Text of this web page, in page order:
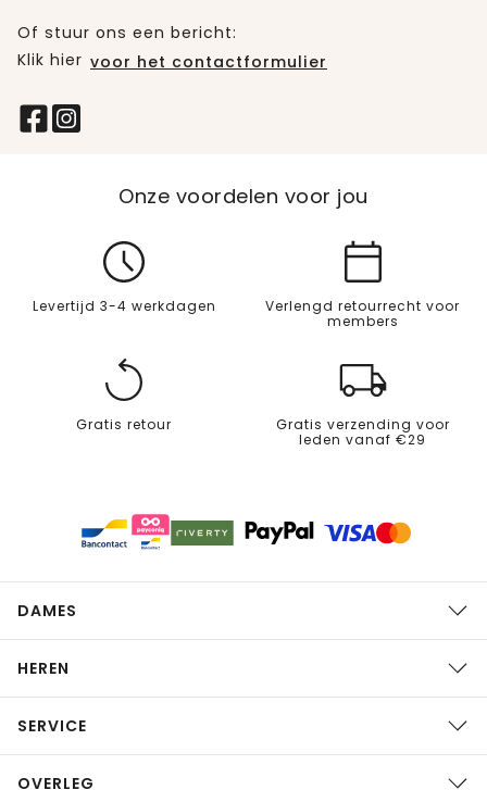
Of stuur ons een bericht:
Klik hier voor het contactformulier
Onze voordelen voor jou
Levertijd 3-4 werkdagen
Verlengd retourrecht voor
members
Gratis retour
Gratis verzending voor
leden vanaf €29
DAMES
HEREN
SERVICE
OVERLEG